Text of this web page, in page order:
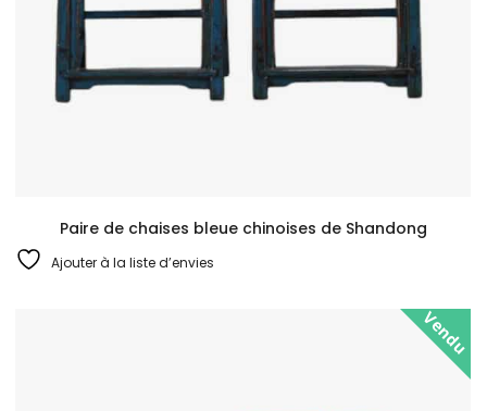
Paire de chaises bleue chinoises de Shandong
Ajouter à la liste d’envies
Vendu